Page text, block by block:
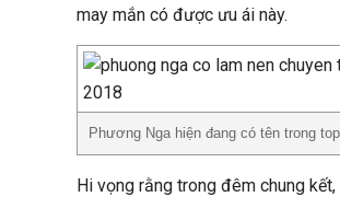
may mắn có được ưu ái này.
Phương Nga hiện đang có tên trong
Hi vọng rằng trong đêm chung